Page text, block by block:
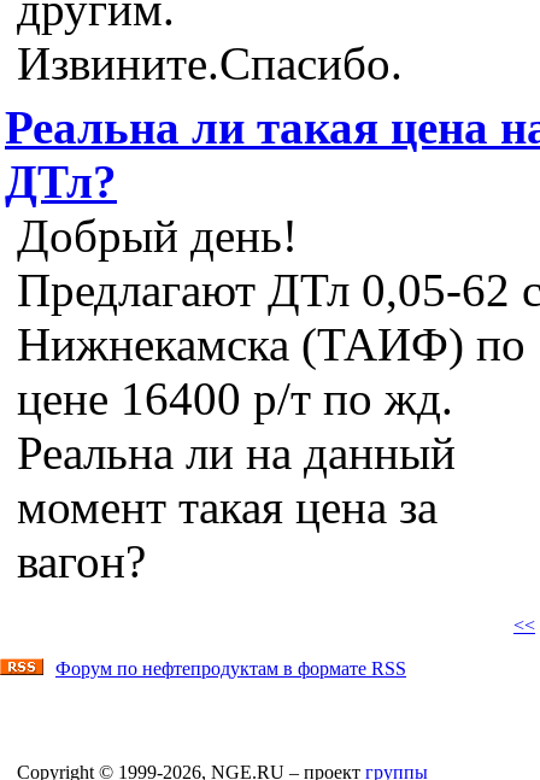
Извините.Спасибо.
Реальна ли такая цена
ДТл?
Добрый день!
Предлагают ДТл 0,05-62
Нижнекамска (ТАИФ) по
цене 16400 р/т по жд.
Реальна ли на данный
момент такая цена за
вагон?
<<
Форум по нефтепродуктам в формате RSS
Copyright © 1999-2026, NGE.RU – проект группы